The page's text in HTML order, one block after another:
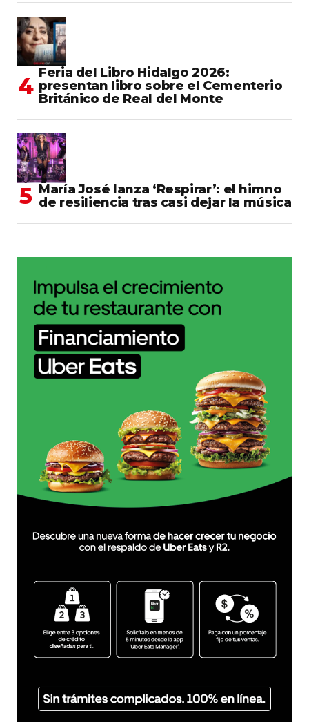
Feria del Libro Hidalgo 2026:
presentan libro sobre el Cementerio
Británico de Real del Monte
María José lanza ‘Respirar’: el himno
de resiliencia tras casi dejar la música